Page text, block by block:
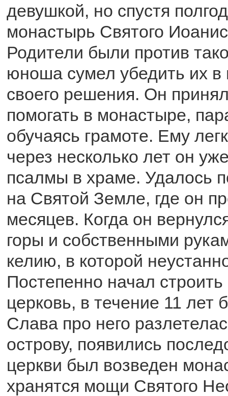
девушкой, но спустя
монастырь Святого
Родители были против
юноша сумел убедить их в
своего решения. Он
помогать в монастыре,
обучаясь грамоте. Ему
через несколько лет он
псалмы в храме. Удалось
на Святой Земле, где он
месяцев. Когда он
горы и собственными
келию, в которой
Постепенно начал строить
церковь, в течение 11 лет
Слава про него
острову, появились
церкви был возведен
хранятся мощи Святого